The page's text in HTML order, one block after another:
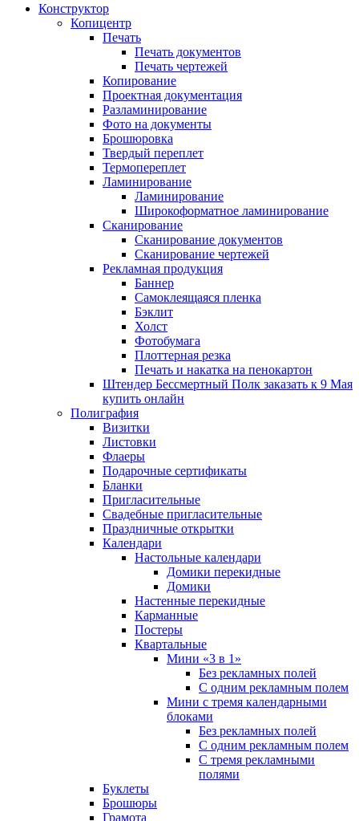
Конструктор
Копицентр
Печать
Печать документов
Печать чертежей
Копирование
Проектная документация
Разламинирование
Фото на документы
Брошюровка
Твердый переплет
Термопереплет
Ламинирование
Ламинирование
Широкоформатное ламинирование
Сканирование
Сканирование документов
Сканирование чертежей
Рекламная продукция
Баннер
Самоклеящаяся пленка
Бэклит
Холст
Фотобумага
Плоттерная резка
Печать и накатка на пенокартон
Штендер Бессмертный Полк заказать к 9 Мая
купить онлайн
Полиграфия
Визитки
Листовки
Флаеры
Подарочные сертификаты
Бланки
Пригласительные
Свадебные пригласительные
Праздничные открытки
Календари
Настольные календари
Домики перекидные
Домики
Настенные перекидные
Карманные
Постеры
Квартальные
Мини «3 в 1»
Без рекламных полей
С одним рекламным полем
Мини с тремя календарными
блоками
Без рекламных полей
С одним рекламным полем
С тремя рекламными
полями
Буклеты
Брошюры
Грамота